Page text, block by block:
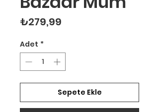
₺279,99
Adet *
Sepete Ekle